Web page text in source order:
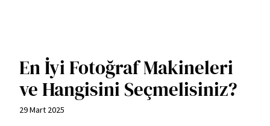
En İyi Fotoğraf Makineleri
ve Hangisini Seçmelisiniz?
29 Mart 2025